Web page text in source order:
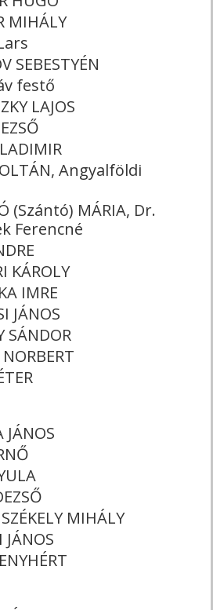
MIHÁLY
SEBESTYÉN
festő
LAJOS
Angyalföldi
(Szántó) MÁRIA, Dr.
Ferencné
KÁROLY
IMRE
JÁNOS
SÁNDOR
JÁNOS
MIHÁLY
JÁNOS